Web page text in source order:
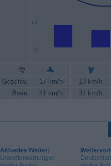
0
20
Geschw. 17 km/h 13 km/h
Böen
41 km/h 31 km/h
Aktuelles Wetter:
Unwetterwarnungen